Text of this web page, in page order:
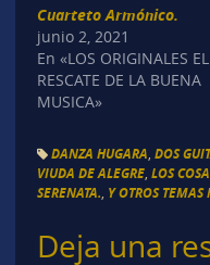
Cuarteto Armónico.
junio 2, 2021
En «LOS ORIGINALES EL
RESCATE DE LA BUENA
MUSICA»
DANZA HUGARA DOS
VIUDA DE ALEGRE, LOS
SERENATA. Y OTROS TEMAS
Deja una